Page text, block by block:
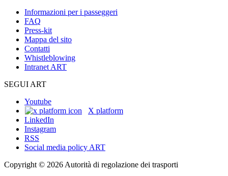
Informazioni per i passeggeri
FAQ
Press-kit
Mappa del sito
Contatti
Whistleblowing
Intranet ART
SEGUI ART
Youtube
X platform
LinkedIn
Instagram
RSS
Social media policy ART
Copyright © 2026 Autorità di regolazione dei trasporti